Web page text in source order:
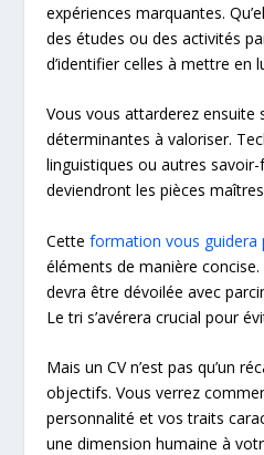
expériences marquantes.
des études ou des activités
d’identifier celles à mettre en
Vous vous attarderez ensuite
déterminantes à valoriser.
linguistiques ou autres
deviendront les pièces
Cetteformation vous guidera
éléments de manière
devra être dévoilée avec
Le tri s’avérera crucial pour
Mais un CV n’est pas qu’un
objectifs. Vous verrez
personnalité et vos traits
une dimension humaine à